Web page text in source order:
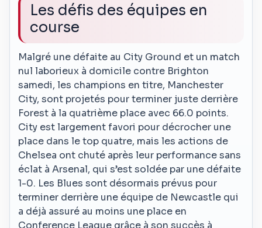
Les défis des équipes en
course
Malgré une défaite au City Ground et un match
nul laborieux à domicile contre Brighton
samedi, les champions en titre, Manchester
City, sont projetés pour terminer juste derrière
Forest à la quatrième place avec 66.0 points.
City est largement favori pour décrocher une
place dans le top quatre, mais les actions de
Chelsea ont chuté après leur performance sans
éclat à Arsenal, qui s’est soldée par une défaite
1-0. Les Blues sont désormais prévus pour
terminer derrière une équipe de Newcastle qui
a déjà assuré au moins une place en
Conference League grâce à son succès à